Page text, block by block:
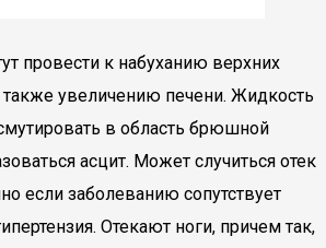
провести к набуханию верхних
увеличению печени. Жидкость
в область брюшной
асцит. Может случиться отек
если заболеванию сопутствует
Отекают ноги, причем так,